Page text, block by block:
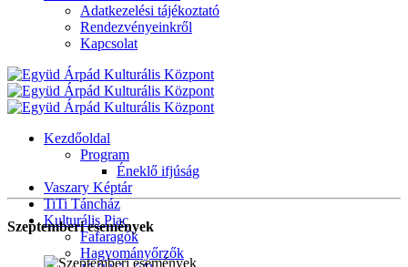
Adatkezelési tájékoztató
Rendezvényeinkről
Kapcsolat
Kezdőoldal
Program
Éneklő ifjúság
Vaszary Képtár
TiTi Táncház
Kulturális Piac
Fafaragók
Hagyományőrzők
Szeptemberi események